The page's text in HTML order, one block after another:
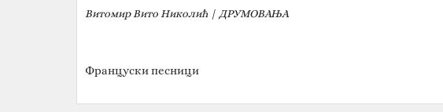
Витомир Вито Николић | ДРУМОВАЊА
Француски песници